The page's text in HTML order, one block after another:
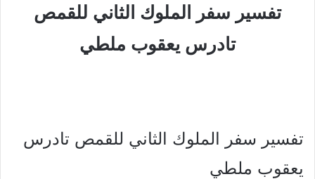
تفسير سفر الملوك الثاني للقمص
تادرس يعقوب ملطي
تفسير سفر الملوك الثاني للقمص تادرس
يعقوب ملطي